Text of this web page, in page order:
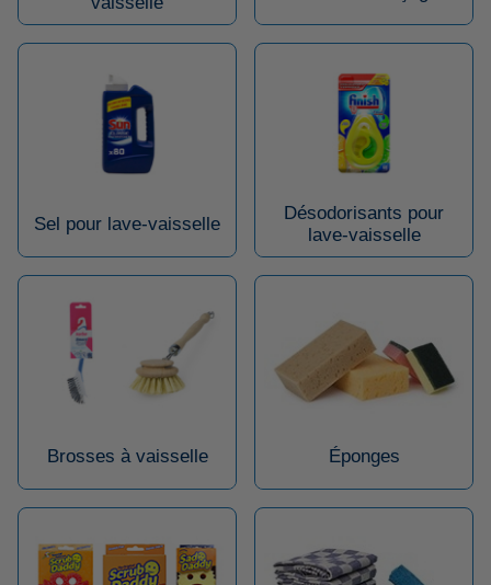
Sel pour lave-vaisselle
Désodorisants pour
lave-vaisselle
Brosses à vaisselle Éponges